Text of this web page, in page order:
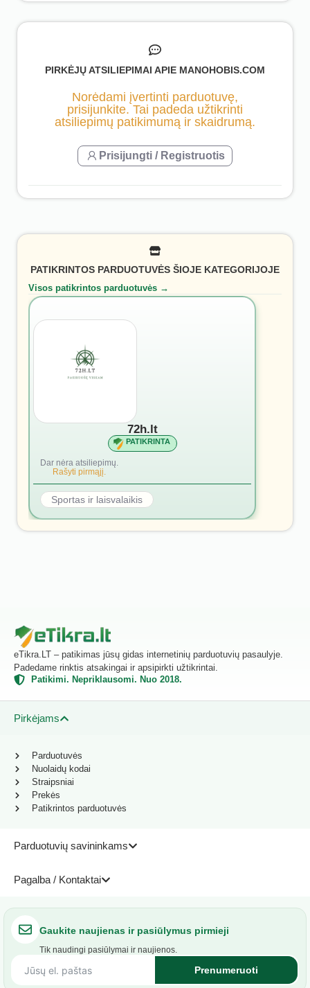
PIRKĖJŲ ATSILIEPIMAI APIE MANOHOBIS.COM
Norėdami įvertinti parduotuvę,
prisijunkite. Tai padeda užtikrinti
atsiliepimų patikimumą ir skaidrumą.
Prisijungti / Registruotis
PATIKRINTOS PARDUOTUVĖS ŠIOJE KATEGORIJOJE
Visos patikrintos parduotuvės →
72h.lt
PATIKRINTA
Dar nėra atsiliepimų.
Rašyti pirmąjį.
Sportas ir laisvalaikis
eTikra.LT – patikimas jūsų gidas internetinių parduotuvių pasaulyje.
Padedame rinktis atsakingai ir apsipirkti užtikrintai.
Patikimi. Nepriklausomi. Nuo 2018.
Pirkėjams
Parduotuvių savininkams
Pagalba / Kontaktai
Parduotuvės
Nuolaidų kodai
Straipsniai
Prekės
Patikrintos parduotuvės
Gaukite naujienas ir pasiūlymus pirmieji
Tik naudingi pasiūlymai ir naujienos.
Prenumeruoti